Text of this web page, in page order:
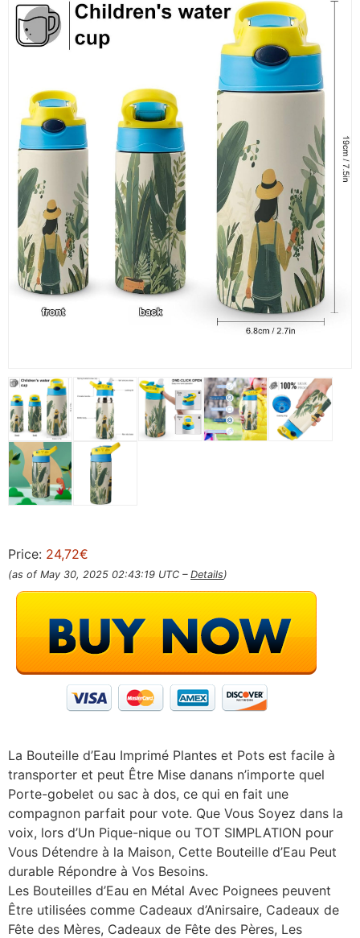
Price: 24,72€
(as of May 30, 2025 02:43:19 UTC – Details)
La Bouteille d’Eau Imprimé Plantes et Pots est facile à
transporter et peut Être Mise danans n’importe quel
Porte-gobelet ou sac à dos, ce qui en fait une
compagnon parfait pour vote. Que Vous Soyez dans la
voix, lors d’Un Pique-nique ou TOT SIMPLATION pour
Vous Détendre à la Maison, Cette Bouteille d’Eau Peut
durable Répondre à Vos Besoins.
Les Bouteilles d’Eau en Métal Avec Poignees peuvent
Être utilisées comme Cadeaux d’Anirsaire, Cadeaux de
Fête des Mères, Cadeaux de Fête des Pères, Les